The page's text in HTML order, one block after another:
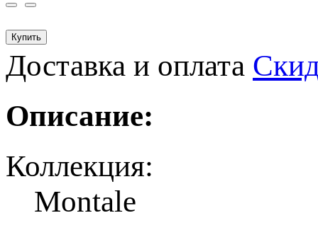
Купить
Доставка и оплата
Описание:
Коллекция:
Montale